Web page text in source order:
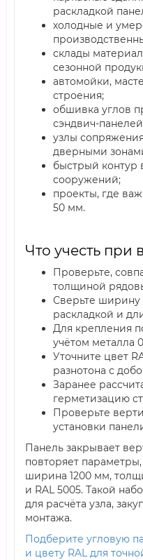
раскладкой
холодные и
склады
сезонной
автомойки,
строения;
обшивка углов
сэндвич-
узлы
дверными
быстрый контур
сооружений;
проекты, где
50 мм.
Что учесть при
Проверьте,
толщиной
Сверьте ширину
раскладкой и
Для крепления
учётом металла
Уточните цвет
разнотона с
Заранее
герметизацию
Проверьте
установки
Панель закрывает
повторяет
ширина 1200 мм,
и RAL 5005. Такой
для расчёта узла,
монтажа.
Подберите угловую
и цвету RAL для